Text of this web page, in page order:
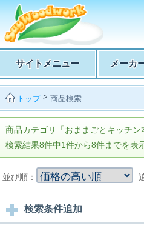
サイトメニュー メーカ
トップ>商品検索
商品カテゴリ「おままごとキッチン
検索結果8件中1件から8件までを表
並び順：
検索条件追加